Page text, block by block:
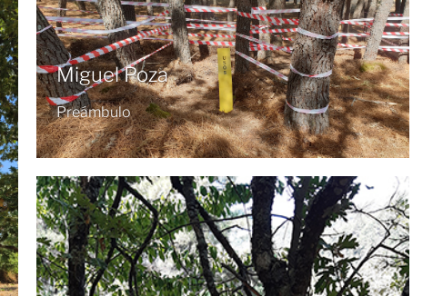
Miguel Poza
Preámbulo